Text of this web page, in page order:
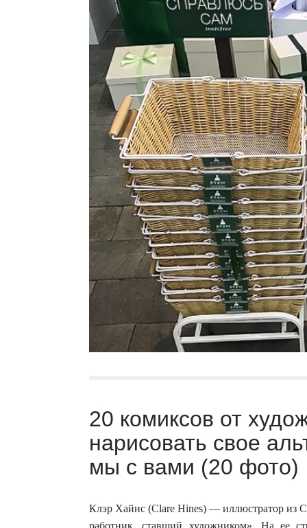
20 комиксов от
нарисовать свое
мы с вами (20 фото)
Клэр Хайнс (Clare Hines) — иллюстратор из
работник, ставший художником». На ее